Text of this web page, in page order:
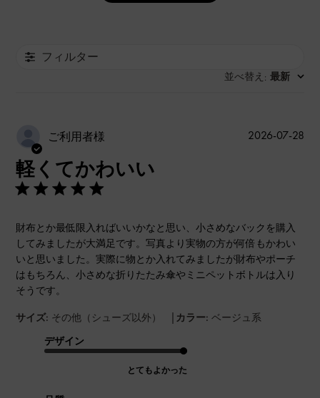
フィルター
並べ替え : 最新
ご利用者様
軽くてかわいい
財布とか最低限入ればいいかなと思い、小さめなバックを購入
してみましたが大満足です。写真より実物の方が何倍もかわい
いと思いました。実際に物とか入れてみましたが財布やポーチ
はもちろん、小さめな折りたたみ傘やミニペットボトルは入り
そうです。
サイズ: その他（シューズ以外） | カラー: ベージュ系
デザイン
とてもよかった
公
2026-07-28